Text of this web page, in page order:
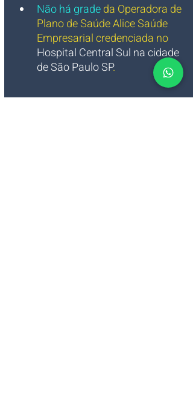
Não há gradeda Operadora de
Plano de Saúde Alice Saúde
Empresarial credenciada no
Hospital Central Sul na cidade
de São Paulo SP.
Quer saber mais sobre a